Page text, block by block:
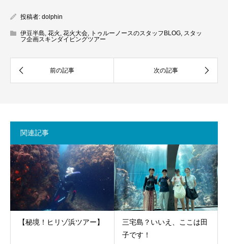
投稿者: dolphin
伊豆半島, 花火 , 花火大会, トゥルーノースのスタッフBLOG, スタッ
フ企画スキンダイビングツアー
関連記事
【秘境！ヒリゾ浜ツアー】
三宅島？いいえ、ここは田
子です！